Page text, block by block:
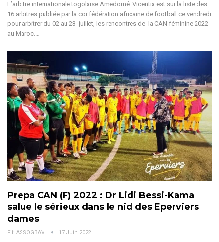
L’arbitre internationale togolaise Amedomé Vicentia est sur la liste des
16 arbitres publiée par la confédération africaine de football ce vendredi
pour arbitrer du 02 au 23 juillet, les rencontres de la CAN féminine 2022
au Maroc.…
Prepa CAN (F) 2022 : Dr Lidi Bessi-Kama
salue le sérieux dans le nid des Eperviers
dames
Fifi ASSOGBAVI 17 Juin 2022